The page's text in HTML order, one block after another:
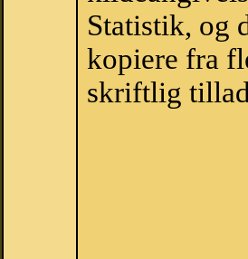
Statistik, og
kopiere fra
skriftlig